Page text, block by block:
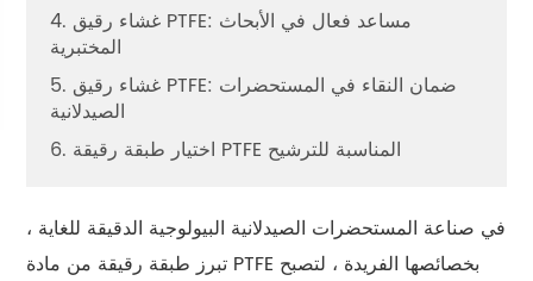
4. غشاء رقيق PTFE: مساعد فعال في الأبحاث
المختبرية
5. غشاء رقيق PTFE: ضمان النقاء في المستحضرات
الصيدلانية
6. اختيار طبقة رقيقة PTFE المناسبة للترشيح
في صناعة المستحضرات الصيدلانية البيولوجية الدقيقة للغاية ،
تبرز طبقة رقيقة من مادة PTFE بخصائصها الفريدة ، لتصبح